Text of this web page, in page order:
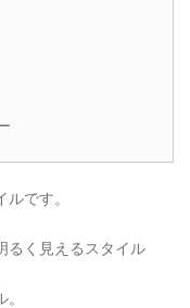
です。
るく見えるスタイル